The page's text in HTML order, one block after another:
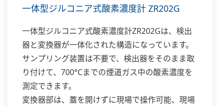
一体型ジルコニア式酸素濃度計 ZR202G
一体型ジルコニア式酸素濃度計ZR202Gは、検出
器と変換器が一体化された構造になっています。
サンプリング装置は不要で、検出器をそのまま取
り付けて、700°Cまでの煙道ガス中の酸素濃度を
測定できます。
変換器部は、蓋を開けずに現場で操作可能、現場